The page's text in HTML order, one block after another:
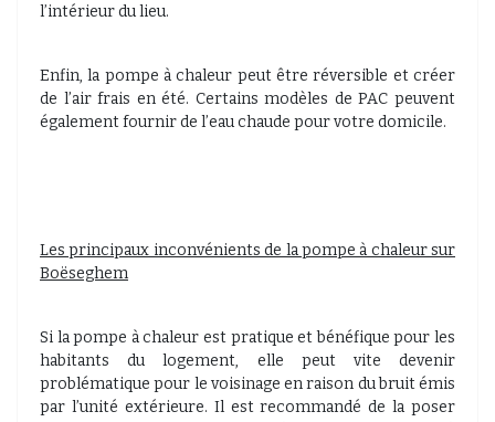
l’intérieur du lieu.
Enfin, la pompe à chaleur peut être réversible et créer
de l’air frais en été. Certains modèles de PAC peuvent
également fournir de l’eau chaude pour votre domicile.
Les principaux inconvénients de la pompe à chaleur sur
Boëseghem
Si la pompe à chaleur est pratique et bénéfique pour les
habitants du logement, elle peut vite devenir
problématique pour le voisinage en raison du bruit émis
par l’unité extérieure. Il est recommandé de la poser